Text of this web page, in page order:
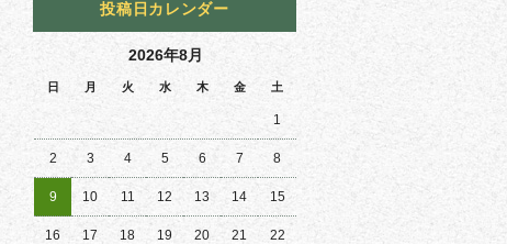
投稿日カレンダー
2026年8月
日 月 火 水 木 金 土
1
2 3 4 5 6 7 8
9 10 11 12 13 14 15
16 17 18 19 20 21 22